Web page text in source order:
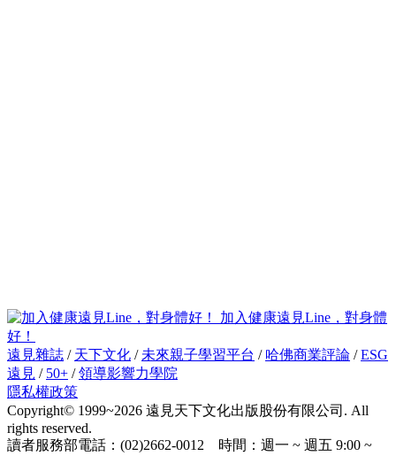
加入健康遠見Line，對身體
好！
遠見雜誌 / 天下文化 / 未來親子學習平台 / 哈佛商業評論 /ESG
遠見 / 50+ /領導影響力學院
隱私權政策
Copyright© 1999~2026 遠見天下文化出版股份有限公司. All
rights reserved.
讀者服務部電話：(02)2662-0012 時間：週一 ~ 週五 9:00 ~